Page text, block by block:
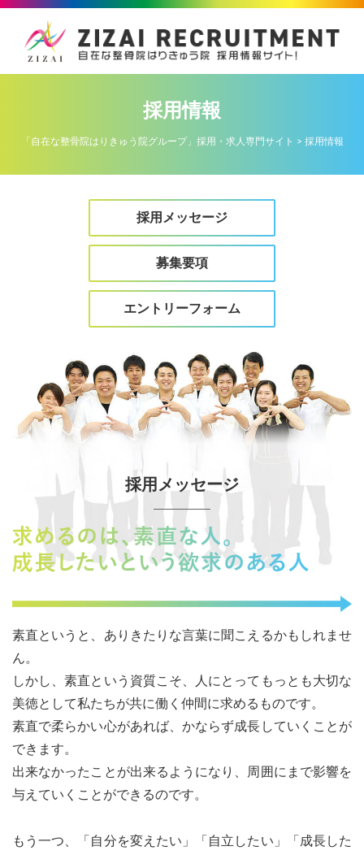
採用情報
「自在な整骨院はりきゅう院グループ」採用・求人専門サイト > 採用情報
採用メッセージ
募集要項
エントリーフォーム
採用メッセージ
素直というと、ありきたりな言葉に聞こえるかもしれませ
ん。
しかし、素直という資質こそ、人にとってもっとも大切な
美徳として私たちが共に働く仲間に求めるものです。
素直で柔らかい心があれば、かならず成長していくことが
できます。
出来なかったことが出来るようになり、周囲にまで影響を
与えていくことができるのです。
もう一つ、「自分を変えたい」「自立したい」「成長した